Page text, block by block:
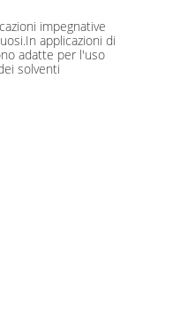
impegnative
applicazioni di
adatte per l'uso
solventi